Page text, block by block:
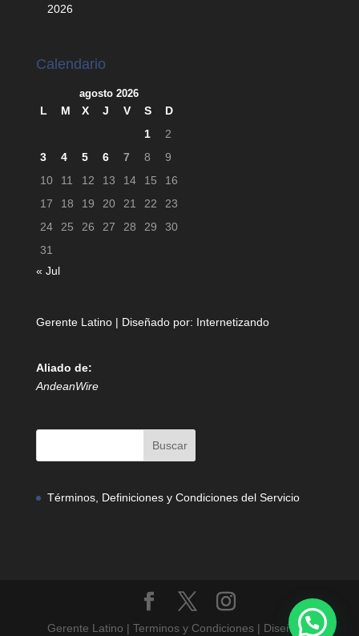
2026
Calendario
agosto 2026
L M X J V S
D
1
2
3
4 5 6 7 8
9
10
11 12 13 14 15
16
17
18 19 20 21 22
23
24
25 26 27 28 29
30
31
« Jul
Gerente Latino | Diseñado por: Internetizando
Aliado de:
AndeanWire
Términos, Definiciones y Condiciones del Servicio
Gerente Latino | Terminos y Condiciones | Diseñado